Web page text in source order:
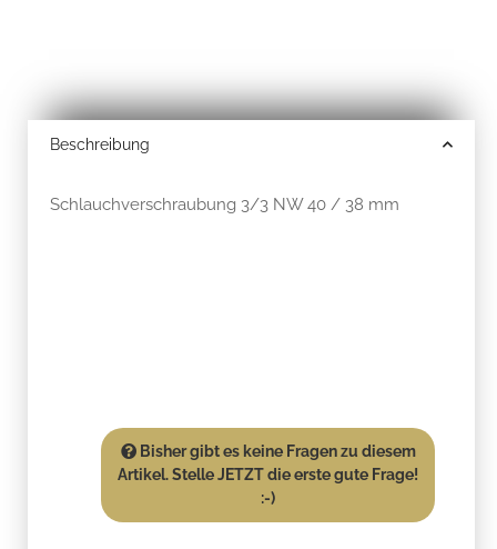
Beschreibung
Schlauchverschraubung 3/3 NW 40 / 38 mm
Bisher gibt es keine Fragen zu diesem
Artikel. Stelle JETZT die erste gute Frage!
:-)